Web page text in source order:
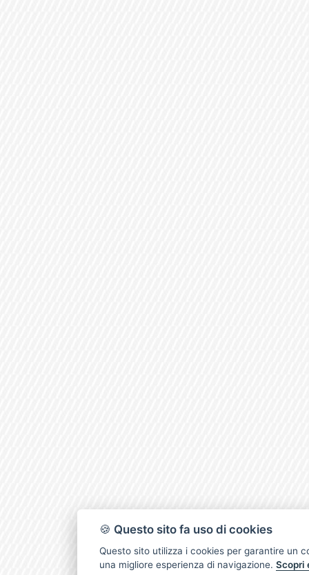
🍪 Questo sito fa uso di cookies
Questo sito utilizza i cookies per garantire un
una migliore esperienza di navigazione. Scopri